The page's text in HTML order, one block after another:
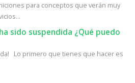
para conceptos que verán muy
sido suspendida ¿Qué puedo
Lo primero que tienes que hacer es